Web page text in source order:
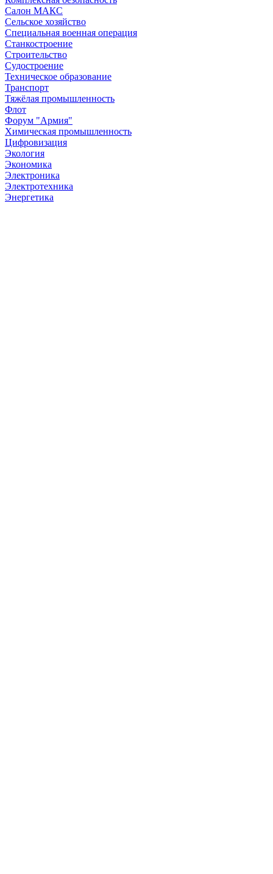
Салон МАКС
Сельское хозяйство
Специальная военная операция
Станкостроение
Строительство
Судостроение
Техническое образование
Транспорт
Тяжёлая промышленность
Флот
Форум "Армия"
Химическая промышленность
Цифровизация
Экология
Экономика
Электроника
Электротехника
Энергетика